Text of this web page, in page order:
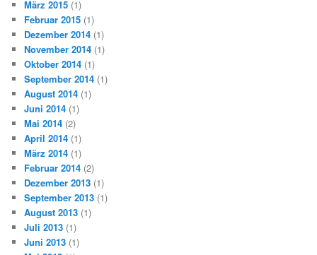
März 2015 (1)
Februar 2015 (1)
Dezember 2014 (1)
November 2014 (1)
Oktober 2014 (1)
September 2014 (1)
August 2014 (1)
Juni 2014 (1)
Mai 2014 (2)
April 2014 (1)
März 2014 (1)
Februar 2014 (2)
Dezember 2013 (1)
September 2013 (1)
August 2013 (1)
Juli 2013 (1)
Juni 2013 (1)